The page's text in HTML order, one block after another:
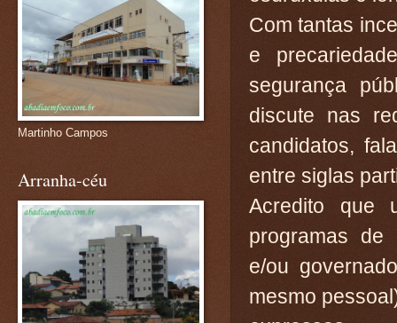
Com tantas
e
segurança
discute nas
candidatos,
entre siglas
Acredito que
programas de
e/ou
mesmo
Martinho Campos
Arranha-céu